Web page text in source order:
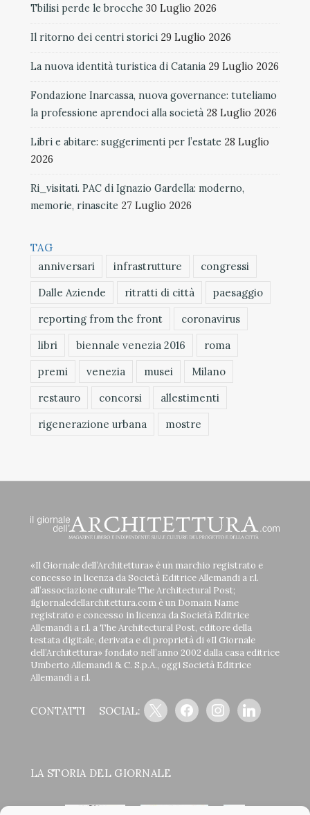
Tbilisi perde le brocche 30 Luglio 2026
Il ritorno dei centri storici 29 Luglio 2026
La nuova identità turistica di Catania 29 Luglio 2026
Fondazione Inarcassa, nuova governance: tuteliamo
la professione aprendoci alla società 28 Luglio 2026
Libri e abitare: suggerimenti per l’estate 28 Luglio
2026
Ri_visitati. PAC di Ignazio Gardella: moderno,
memorie, rinascite 27 Luglio 2026
TAG
anniversari
infrastrutture
congressi
Dalle Aziende
ritratti di città
paesaggio
reporting from the front
coronavirus
libri
biennale venezia 2016
roma
premi
venezia musei
Milano
restauro
concorsi
allestimenti
rigenerazione urbana
mostre
«Il Giornale dell’Architettura» è un marchio registrato e
concesso in licenza da Società Editrice Allemandi a r.l.
all’associazione culturale The Architectural Post;
ilgiornaledellarchitettura.com è un Domain Name
registrato e concesso in licenza da Società Editrice
Allemandi a r.l. a The Architectural Post, editore della
testata digitale, derivata e di proprietà di «Il Giornale
dell’Architettura» fondato nell’anno 2002 dalla casa editrice
Umberto Allemandi & C. S.p.A., oggi Società Editrice
Allemandi a r.l.
CONTATTI SOCIAL:
x facebookinstagramlinkedin
LA STORIA DEL GIORNALE